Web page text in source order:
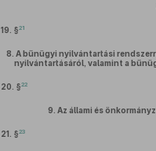
19. §21
8. A bűnügyi nyilvántartási
nyilvántartásáról, valamint a
20. §22
9. Az állami és
21. §23